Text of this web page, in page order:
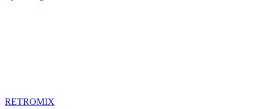
RETROMIX